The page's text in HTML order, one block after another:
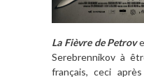
La Fièvre de Petrov
Serebrennikov à
français, ceci après